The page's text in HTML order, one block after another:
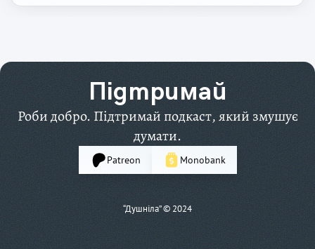
Підтримай
Роби добро. Підтримай подкаст, який змушує
думати.
Patreon Monobank
“Душніла” © 2024